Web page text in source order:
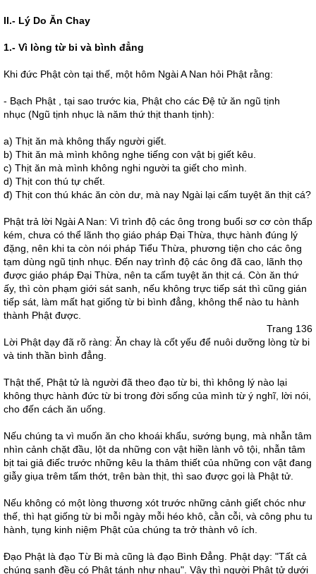
II.- Lý Do Ăn Chay
1.- Vì lòng từ bi và bình đẳng
Khi đức Phật còn tại thế, một hôm Ngài A Nan hỏi Phật rằng:
- Bạch Phật , tại sao trước kia, Phật cho các Ðệ tử ăn ngũ tịnh
nhục (Ngũ tịnh nhục là năm thứ thịt thanh tịnh):
a) Thịt ăn mà không thấy người giết.
b) Thit ăn mà mình không nghe tiếng con vật bị giết kêu.
c) Thịt ăn mà mình không nghi người ta giết cho mình.
d) Thịt con thú tự chết.
đ) Thịt con thú khác ăn còn dư, mà nay Ngài lại cấm tuyệt ăn thịt cá?
Phật trả lời Ngài A Nan: Vì trình độ các ông trong buổi sơ cơ còn thấp
kém, chưa có thể lãnh thọ giáo pháp Ðại Thừa, thực hành đúng lý
đặng, nên khi ta còn nói pháp Tiểu Thừa, phương tiện cho các ông
tạm dùng ngũ tịnh nhục. Ðến nay trình độ các ông đã cao, lãnh thọ
được giáo pháp Ðại Thừa, nên ta cấm tuyệt ăn thịt cá. Còn ăn thứ
ấy, thì còn phạm giới sát sanh, nếu không trực tiếp sát thì cũng gián
tiếp sát, làm mất hạt giống từ bi bình đẳng, không thể nào tu hành
thành Phật được.
Trang 136
Lời Phật dạy đã rõ ràng: Ăn chay là cốt yếu để nuôi dưỡng lòng từ bi
và tinh thần bình đẳng.
Thật thế, Phật tử là người đã theo đạo từ bi, thì không lý nào lại
không thực hành đức từ bi trong đời sống của mình từ ý nghĩ, lời nói,
cho đến cách ăn uống.
Nếu chúng ta vì muốn ăn cho khoái khẩu, sướng bụng, mà nhẫn tâm
nhìn cảnh chặt đầu, lột da những con vật hiền lành vô tội, nhẫn tâm
bịt tai giả điếc trước những kêu la thảm thiết của những con vật đang
giẫy giụa trêm tấm thớt, trên bàn thịt, thì sao được gọi là Phật tử.
Nếu không có một lòng thương xót trước những cảnh giết chóc như
thế, thì hạt giống từ bi mỗi ngày mỗi héo khô, cằn cỗi, và công phu tu
hành, tụng kinh niệm Phật của chúng ta trở thành vô ích.
Ðạo Phật là đạo Từ Bi mà cũng là đạo Bình Ðẳng. Phật dạy: "Tất cả
chúng sanh đều có Phật tánh như nhau". Vậy thì người Phật tử dưới